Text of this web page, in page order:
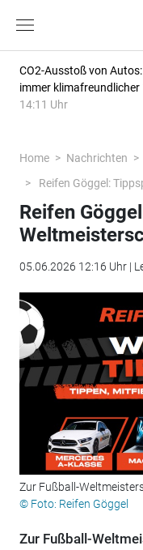
CO2-Ausstoß von
immer klimafreundlicher
14:11 Uhr
Home Nachrichten
Reifen Göggel:
Reifen
05.06.2026 12:16 Uhr |
Zur Fußball-
© Foto: Reifen Göggel
Zur Fußball-